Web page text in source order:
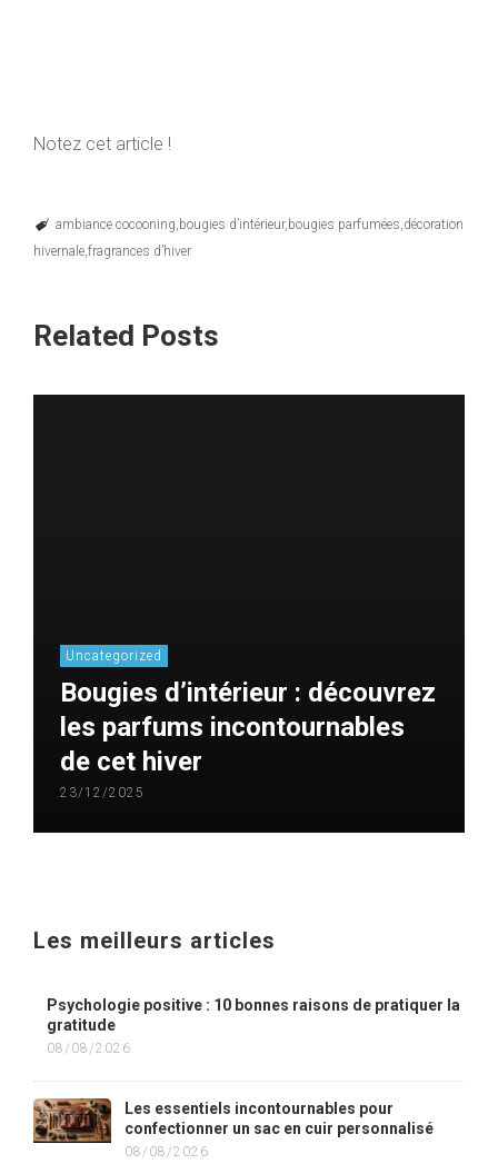
Notez cet article !
ambiance cocooning bougies d’intérieur bougies parfumées décoration
hivernale fragrances d’hiver
Related Posts
Uncategorized
Bougies d’intérieur : découvrez
les parfums incontournables
de cet hiver
23/12/2025
Les meilleurs articles
Psychologie positive : 10 bonnes raisons de pratiquer la
gratitude
08/08/2026
Les essentiels incontournables pour
confectionner un sac en cuir personnalisé
08/08/2026